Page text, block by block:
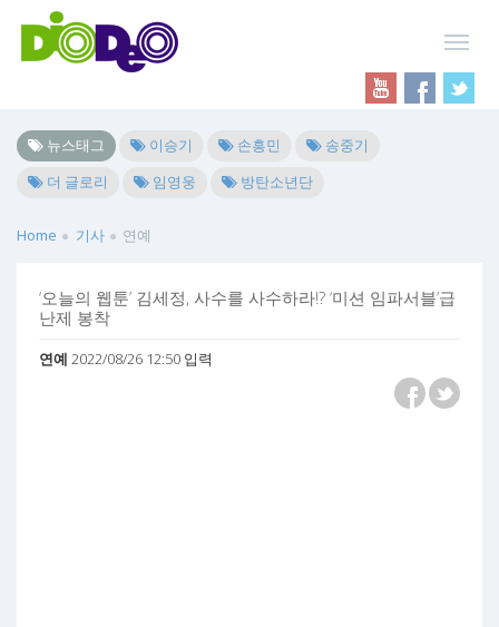
뉴스태그 이승기 손흥민
송중기
더 글로리
임영웅 방탄소년단
Home 기사 연예
‘오늘의 웹툰’ 김세정, 사수를 사수하라!? ‘미션 임파서블’급
난제 봉착
연예 2022/08/26 12:50 입력